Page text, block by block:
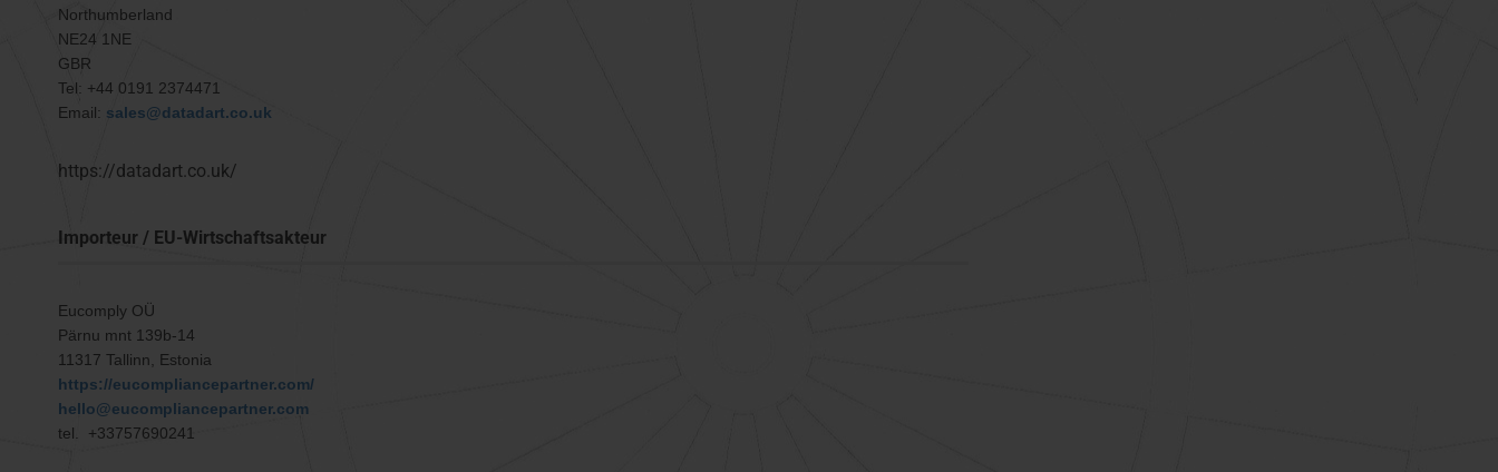
Northumberland
NE24 1NE
GBR
Tel: +44 0191 2374471
Email: sales@datadart.co.uk
https://datadart.co.uk/
Importeur / EU-Wirtschaftsakteur
Eucomply OÜ
Pärnu mnt 139b-14
11317 Tallinn, Estonia
https://eucompliancepartner.com/
hello@eucompliancepartner.com
tel. +33757690241